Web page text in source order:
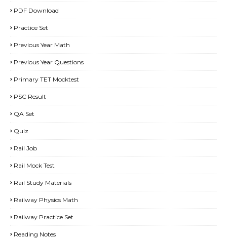
PDF Download
Practice Set
Previous Year Math
Previous Year Questions
Primary TET Mocktest
PSC Result
QA Set
Quiz
Rail Job
Rail Mock Test
Rail Study Materials
Railway Physics Math
Railway Practice Set
Reading Notes